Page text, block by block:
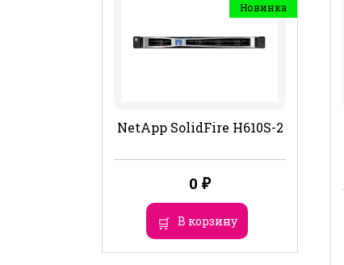
Новинка
NetApp SolidFire H610S-2
0 ₽
В корзину